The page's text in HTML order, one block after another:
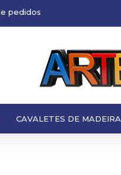
pedidos
CAVALETES DE MADEIRA